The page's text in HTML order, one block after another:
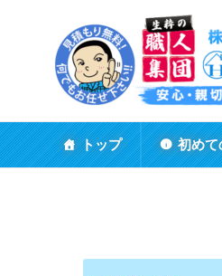
ッ
プ
トップ 初めて